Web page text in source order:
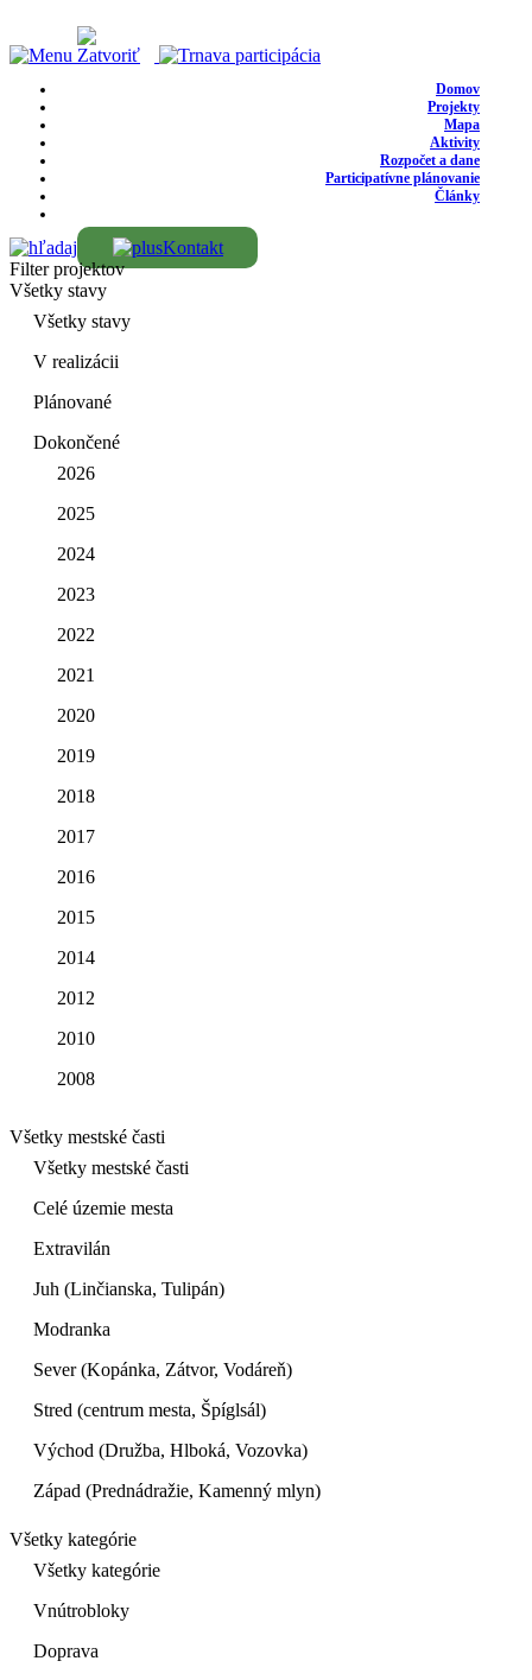
Domov
Projekty
Mapa
Aktivity
Rozpočet a dane
Participatívne plánovanie
Články
Kontakt
Filter projektov
Všetky stavy
Všetky stavy
V realizácii
Plánované
Dokončené
2026
2025
2024
2023
2022
2021
2020
2019
2018
2017
2016
2015
2014
2012
2010
2008
Všetky mestské časti
Všetky mestské časti
Celé územie mesta
Extravilán
Juh (Linčianska, Tulipán)
Modranka
Sever (Kopánka, Zátvor, Vodáreň)
Stred (centrum mesta, Špíglsál)
Východ (Družba, Hlboká, Vozovka)
Západ (Prednádražie, Kamenný mlyn)
Všetky kategórie
Všetky kategórie
Vnútrobloky
Doprava